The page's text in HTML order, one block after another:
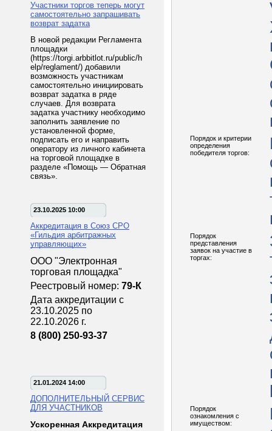
Участники торгов теперь могут
самостоятельно запрашивать
возврат задатка
В новой редакции Регламента
площадки
(https://torgi.arbbitlot.ru/public/h
elp/reglament/) добавили
возможность участникам
самостоятельно инициировать
возврат задатка в ряде
случаев. Для возврата
задатка участнику необходимо
заполнить заявление по
установленной форме,
подписать его и направить
оператору из личного кабинета
на торговой площадке в
разделе «Помощь — Обратная
связь».
23.10.2025 10:00
Аккредитация в Союз СРО
«Гильдия арбитражных
управляющих»
ООО "Электронная
торговая площадка"
Реестровый номер: 79-К
Дата аккредитации с
23.10.2025 по
22.10.2026 г.
8 (800) 250-93-37
21.01.2024 14:00
ДОПОЛНИТЕЛЬНЫЙ СЕРВИС
ДЛЯ УЧАСТНИКОВ
Ускоренная Аккредитация
Порядок и критерии
определения
победителя торгов:
Порядок
представления
заявок на участие в
торгах:
Порядок
ознакомления с
имуществом: